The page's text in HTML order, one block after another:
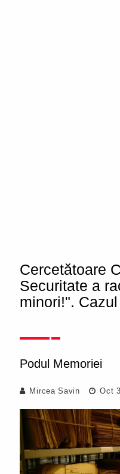
Cercetătoare
Securitate a
minori!".
Podul Memoriei
Mircea Savin Oct